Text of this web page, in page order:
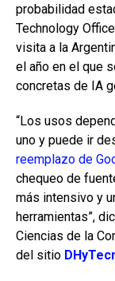
probabilidad
Technology
visita a la
el año en el que
concretas de IA
“Los usos
uno y puede ir
reemplazo de
chequeo de
más intensivo y
herramientas”,
Ciencias de la
del sitio